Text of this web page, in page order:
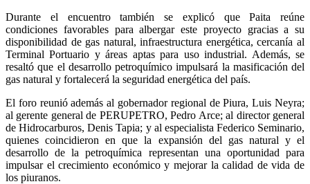
Durante el encuentro también se explicó que Paita reúne
condiciones favorables para albergar este proyecto gracias a su
disponibilidad de gas natural, infraestructura energética, cercanía al
Terminal Portuario y áreas aptas para uso industrial. Además, se
resaltó que el desarrollo petroquímico impulsará la masificación del
gas natural y fortalecerá la seguridad energética del país.
El foro reunió además al gobernador regional de Piura, Luis Neyra;
al gerente general de PERUPETRO, Pedro Arce; al director general
de Hidrocarburos, Denis Tapia; y al especialista Federico Seminario,
quienes coincidieron en que la expansión del gas natural y el
desarrollo de la petroquímica representan una oportunidad para
impulsar el crecimiento económico y mejorar la calidad de vida de
los piuranos.